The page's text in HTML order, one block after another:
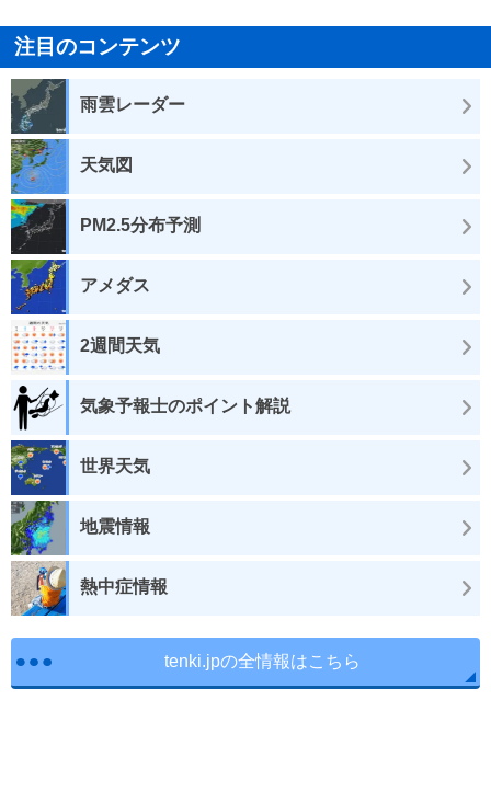
注目のコンテンツ
雨雲レーダー
天気図
PM2.5分布予測
アメダス
2週間天気
気象予報士のポイント解説
世界天気
地震情報
熱中症情報
tenki.jpの全情報はこちら